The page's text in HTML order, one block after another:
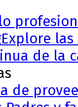
Explore
de la
de